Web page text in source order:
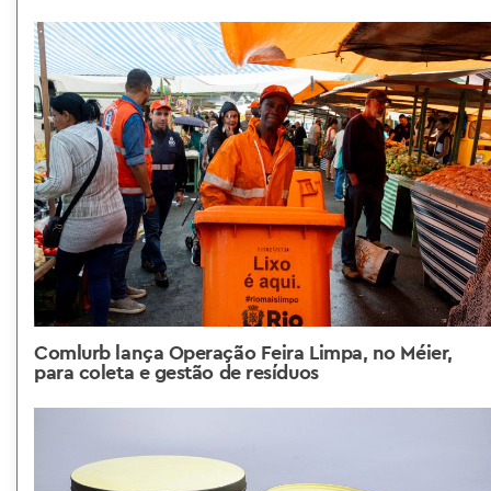
Comlurb lança Operação Feira Limpa, no Méier,
para coleta e gestão de resíduos